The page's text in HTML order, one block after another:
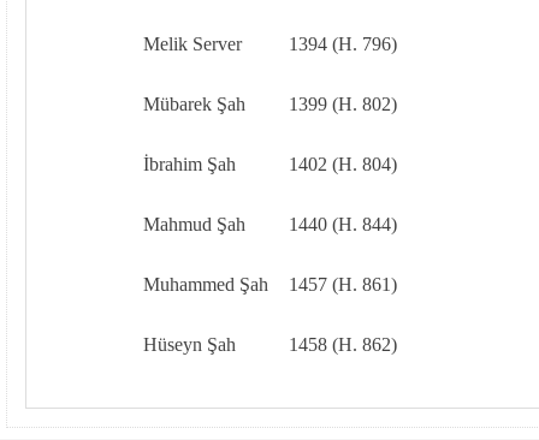
Melik Server 1394 (H. 796)
Mübarek Şah 1399 (H. 802)
İbrahim Şah 1402 (H. 804)
Mahmud Şah 1440 (H. 844)
Muhammed Şah 1457 (H. 861)
Hüseyn Şah 1458 (H. 862)